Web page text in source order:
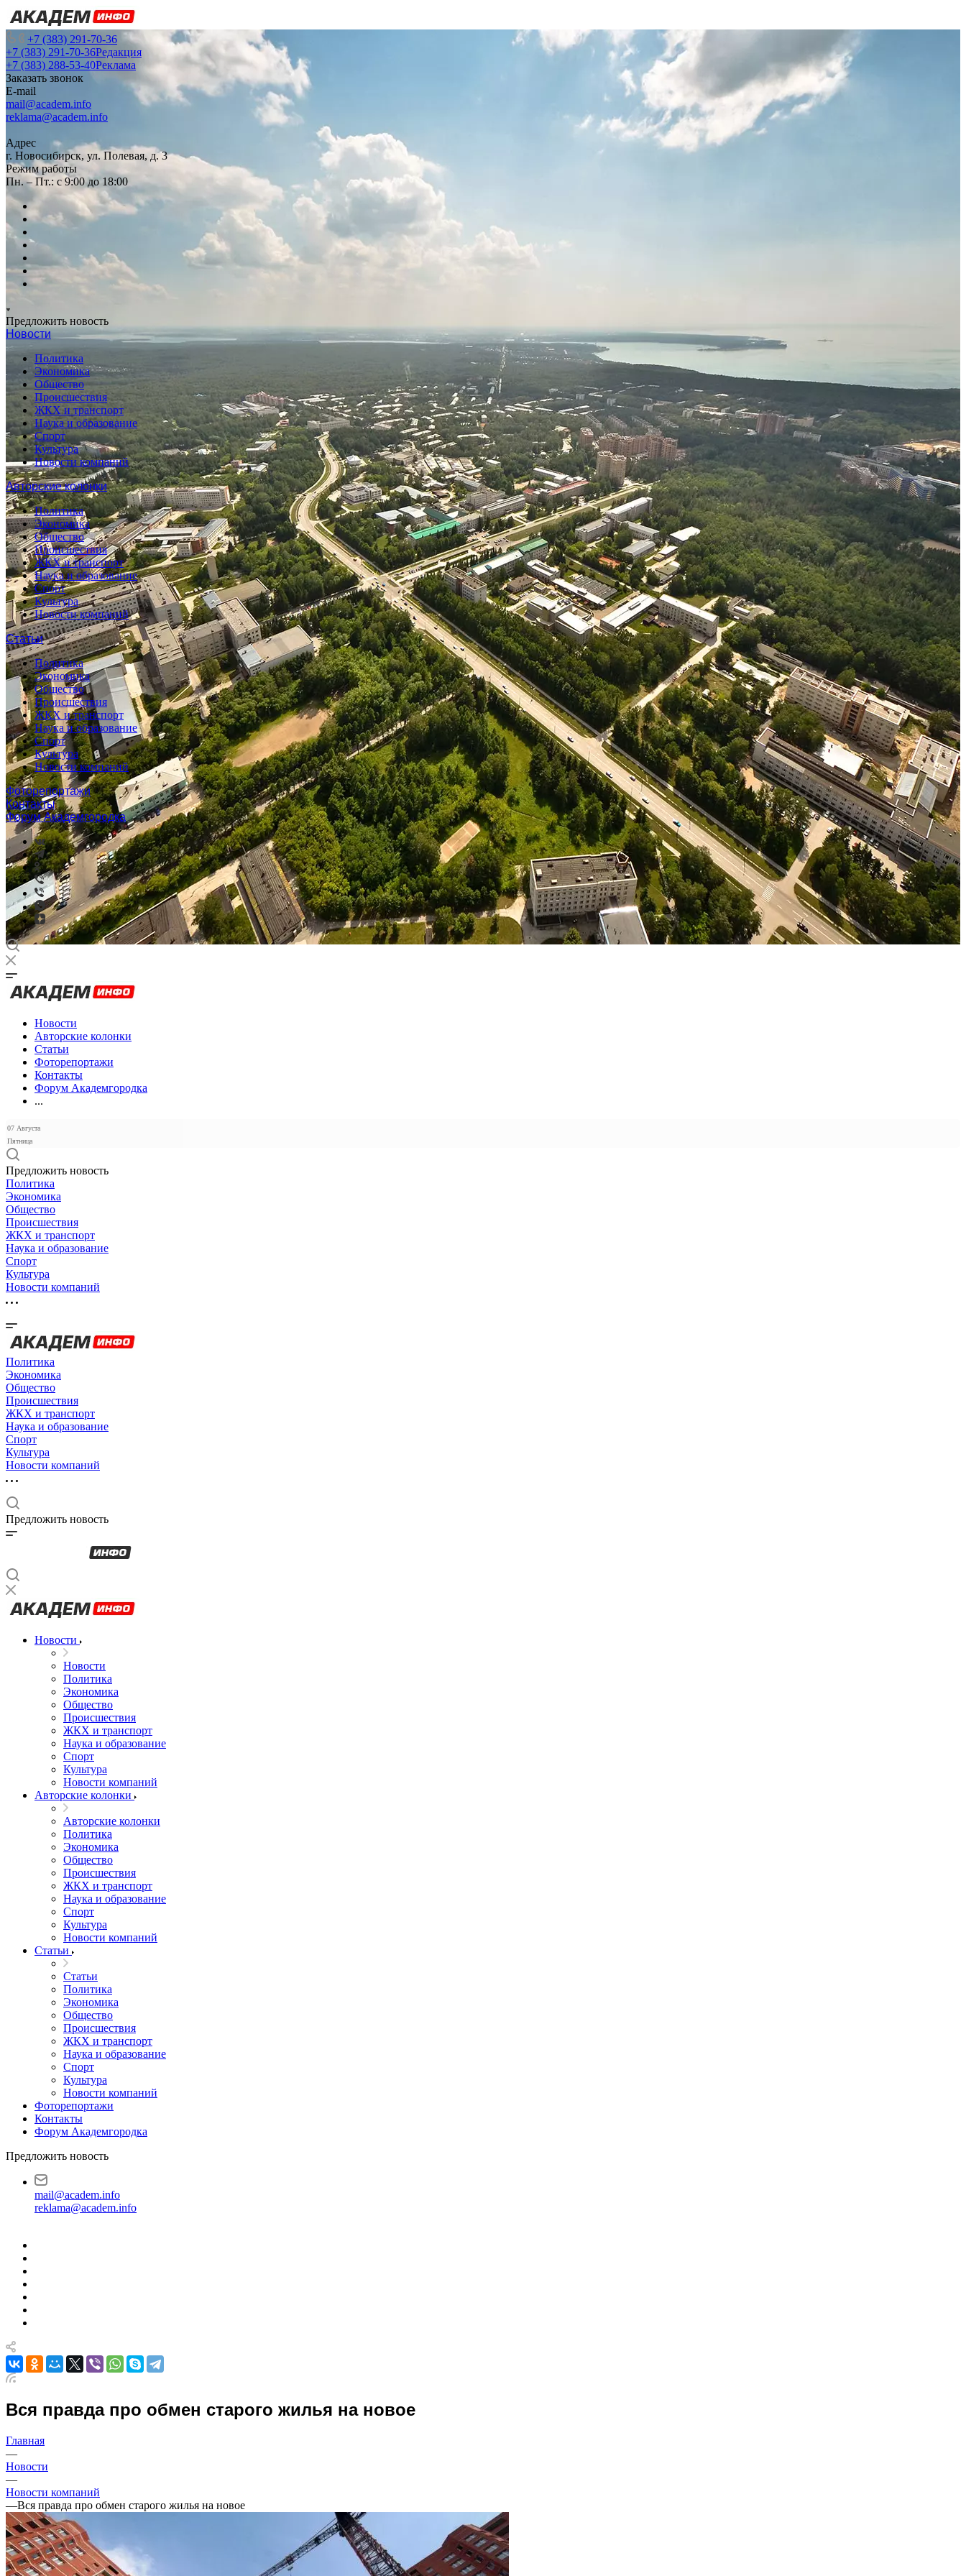
+7 (383) 291-70-36
+7 (383) 291-70-36Редакция
+7 (383) 288-53-40Реклама
Заказать звонок
E-mail
mail@academ.info
reklama@academ.info
Адрес
г. Новосибирск, ул. Полевая, д. 3
Режим работы
Пн. – Пт.: с 9:00 до 18:00
Предложить новость
Новости
Политика
Экономика
Общество
Происшествия
ЖКХ и транспорт
Наука и образование
Спорт
Культура
Новости компаний
Авторские колонки
Политика
Экономика
Общество
Происшествия
ЖКХ и транспорт
Наука и образование
Спорт
Культура
Новости компаний
Статьи
Политика
Экономика
Общество
Происшествия
ЖКХ и транспорт
Наука и образование
Спорт
Культура
Новости компаний
Фоторепортажи
Контакты
Форум Академгородка
Новости
Авторские колонки
Статьи
Фоторепортажи
Контакты
Форум Академгородка
...
07 Августа
Пятница
Предложить новость
Политика
Экономика
Общество
Происшествия
ЖКХ и транспорт
Наука и образование
Спорт
Культура
Новости компаний
Политика
Экономика
Общество
Происшествия
ЖКХ и транспорт
Наука и образование
Спорт
Культура
Новости компаний
Предложить новость
Новости
Новости
Политика
Экономика
Общество
Происшествия
ЖКХ и транспорт
Наука и образование
Спорт
Культура
Новости компаний
Авторские колонки
Авторские колонки
Политика
Экономика
Общество
Происшествия
ЖКХ и транспорт
Наука и образование
Спорт
Культура
Новости компаний
Статьи
Статьи
Политика
Экономика
Общество
Происшествия
ЖКХ и транспорт
Наука и образование
Спорт
Культура
Новости компаний
Фоторепортажи
Контакты
Форум Академгородка
Предложить новость
mail@academ.info
reklama@academ.info
Вся правда про обмен старого жилья на новое
Главная
—
Новости
—
Новости компаний
—Вся правда про обмен старого жилья на новое